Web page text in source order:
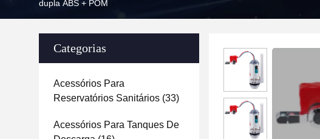
dupla ABS + POM
Categorias
Acessórios Para
Reservatórios Sanitários (33)
Acessórios Para Tanques De